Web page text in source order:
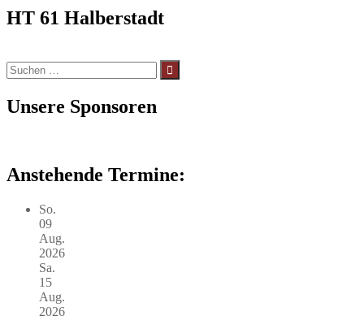
HT 61 Halberstadt
Suchen
nach:
Unsere Sponsoren
Anstehende Termine:
So.
09
Aug.
2026
Sa.
15
Aug.
2026